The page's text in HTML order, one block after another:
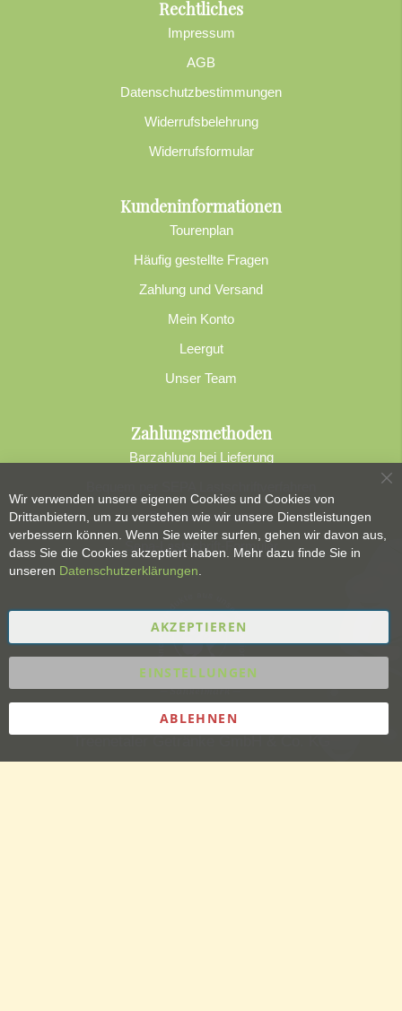
Rechtliches
Impressum
AGB
Datenschutzbestimmungen
Widerrufsbelehrung
Widerrufsformular
Kundeninformationen
Tourenplan
Häufig gestellte Fragen
Zahlung und Versand
Mein Konto
Leergut
Unser Team
Zahlungsmethoden
Barzahlung bei Lieferung
Banküberweisung
Sepa-Lastschrift-Formular
Wir verwenden unsere eigenen Cookies und Cookies von
Drittanbietern, um zu verstehen wie wir unsere Dienstleistungen
verbessern können. Wenn Sie weiter surfen, gehen wir davon aus,
dass Sie die Cookies akzeptiert haben. Mehr dazu finde Sie in
unseren Datenschutzerklärungen
AKZEPTIEREN
EINSTELLUNGEN
ABLEHNEN